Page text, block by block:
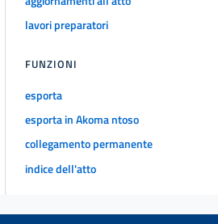
lavori preparatori
FUNZIONI
esporta
esporta in Akoma ntoso
collegamento permanente
indice dell'atto